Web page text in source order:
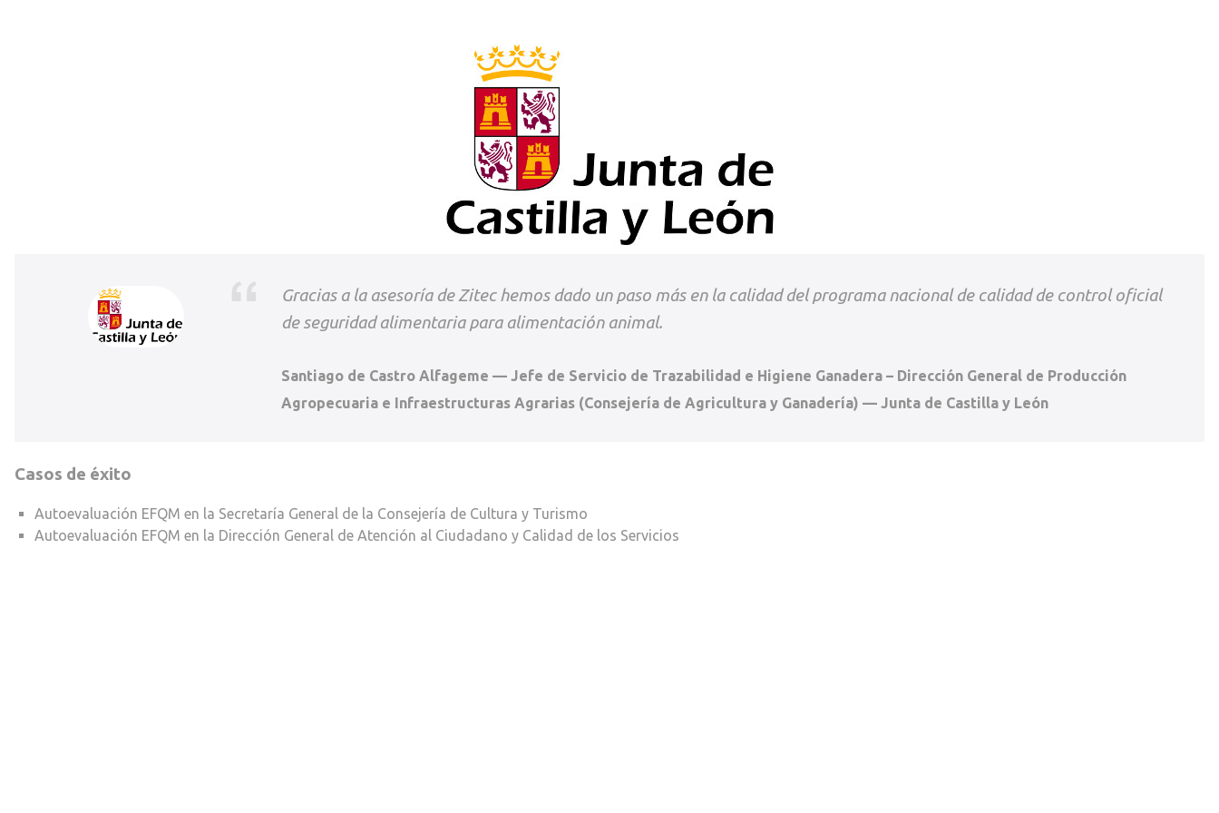
Gracias a la asesoría de Zitec hemos dado un paso más en la calidad del programa nacional de calidad de control oficial
de seguridad alimentaria para alimentación animal.
Santiago de Castro Alfageme — Jefe de Servicio de Trazabilidad e Higiene Ganadera – Dirección General de Producción
Agropecuaria e Infraestructuras Agrarias (Consejería de Agricultura y Ganadería) — Junta de Castilla y León
Casos de éxito
Autoevaluación EFQM en la Secretaría General de la Consejería de Cultura y Turismo
Autoevaluación EFQM en la Dirección General de Atención al Ciudadano y Calidad de los Servicios